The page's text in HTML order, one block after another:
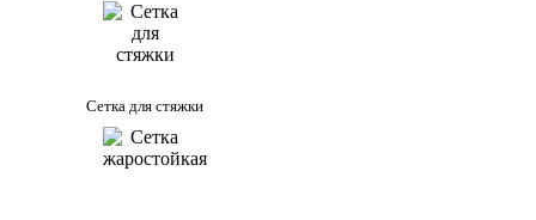
Сетка для стяжки